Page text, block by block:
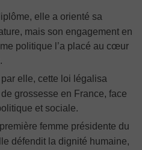
elle a orienté sa
mais son engagement en
politique l’a placé au cœur
par elle, cette loi légalisa
grossesse en France, face
et sociale.
femme présidente du
défendit la dignité humaine,